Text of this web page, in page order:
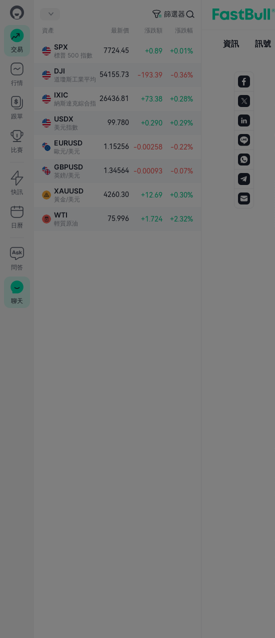
交易
行情
跟單
比賽
快訊
日曆
問答
聊天
篩選器
資產 最新價 漲跌額 漲跌幅
SPX
標普 500 指數
7724.45 +0.89 +0.01%
DJI
道瓊斯工業平均指數
54155.73 -193.39 -0.36%
IXIC
納斯達克綜合指數
26436.81 +73.38 +0.28%
USDX
美元指數
99.780 +0.290 +0.29%
EURUSD
歐元/美元
1.15256 -0.00258 -0.22%
GBPUSD
英鎊/美元
1.34564 -0.00093 -0.07%
XAUUSD
黃金/美元
4260.30 +12.69 +0.30%
WTI
輕質原油
75.996 +1.724 +2.32%
搜尋
資訊 訊號